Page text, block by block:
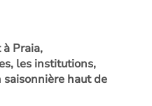
Praia,
les institutions,
haut de